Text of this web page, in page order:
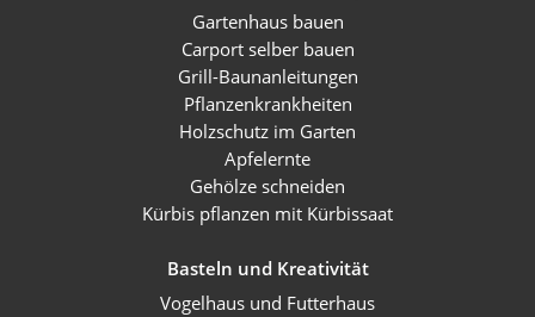
Gartenhaus bauen
Carport selber bauen
Grill-Baunanleitungen
Pflanzenkrankheiten
Holzschutz im Garten
Apfelernte
Gehölze schneiden
Kürbis pflanzen mit Kürbissaat
Basteln und Kreativität
Vogelhaus und Futterhaus